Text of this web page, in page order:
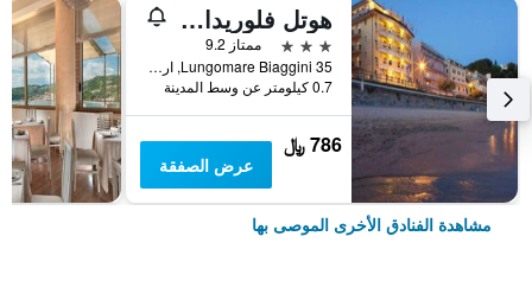
هوتل فلوريدا ليريسي
3 نجوم
ممتاز 9.2
Lungomare Biaggini 35, اريس, مقاطعة لا سبيتسيا, إيطاليا
0.7 كيلومتر عن وسط المدينة
786 ﷼
عرض الصفقة
مشاهدة الفنادق الأخرى الموصى بها